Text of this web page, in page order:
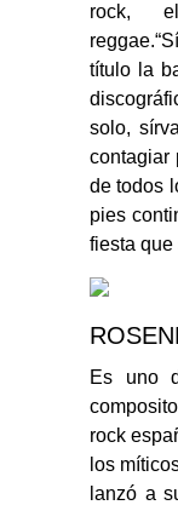
rock,
título la
solo,
contagiar
de todos
pies
fiesta que
Es uno
rock
los
lanzó a